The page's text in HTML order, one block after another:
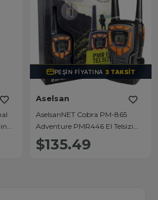
PEŞIN FIYATINA3 TAKSIT
Aselsan
AselsanNET Cobra PM-865
Adventure PMR446 El Telsizi
LCD Ekranlı 10 Km Menzilli 16
Kanal
$135.49